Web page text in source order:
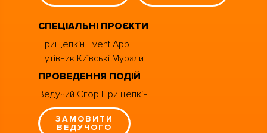
СПЕЦІАЛЬНІ ПРОЄКТИ
Прищепкін Event App
Путівник Київські Мурали
ПРОВЕДЕННЯ ПОДІЙ
Ведучий Єгор Прищепкін
ЗАМОВИТИ
ВЕДУЧОГО